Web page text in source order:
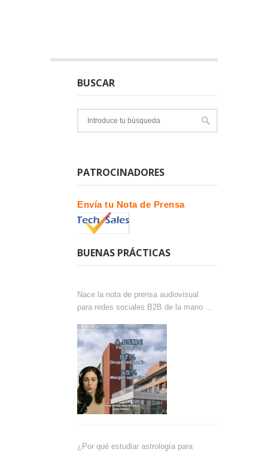
BUSCAR
PATROCINADORES
Envía tu Nota de Prensa
BUENAS PRÁCTICAS
Nace la nota de prensa audiovisual
para redes sociales B2B de la mano de
¿Por qué estudiar astrología para